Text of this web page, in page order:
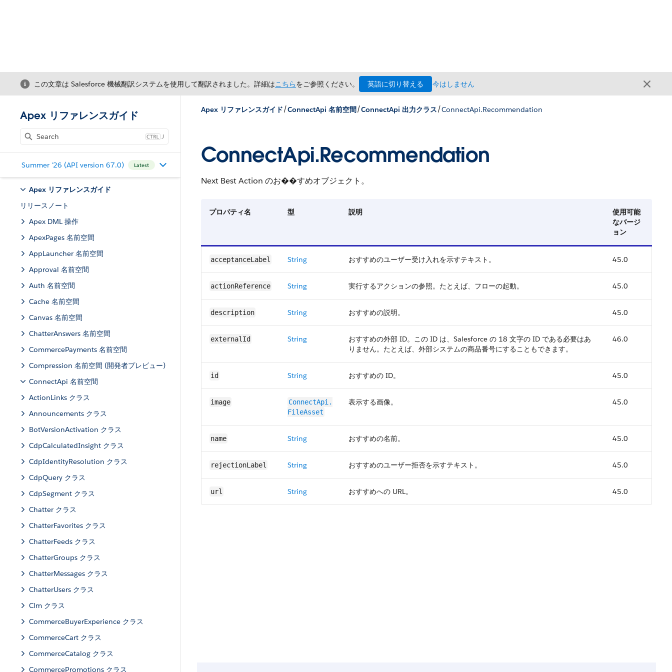
この文章は Salesforce 機械翻訳システムを使用して翻訳されました。詳細はこちらをご参照ください。 英語に切り替える 今はしません
Apex リファレンスガイド
J
Summer '26 (API version 67.0) Latest
Apex リファレンスガイド
リリースノート
Apex DML 操作
ApexPages 名前空間
AppLauncher 名前空間
Approval 名前空間
Auth 名前空間
Cache 名前空間
Canvas 名前空間
ChatterAnswers 名前空間
CommercePayments 名前空間
Compression 名前空間 (開発者プレビュー)
ConnectApi 名前空間
ActionLinks クラス
Announcements クラス
BotVersionActivation クラス
CdpCalculatedInsight クラス
CdpIdentityResolution クラス
CdpQuery クラス
CdpSegment クラス
Chatter クラス
ChatterFavorites クラス
ChatterFeeds クラス
ChatterGroups クラス
ChatterMessages クラス
ChatterUsers クラス
Clm クラス
CommerceBuyerExperience クラス
CommerceCart クラス
CommerceCatalog クラス
CommercePromotions クラス
Apex リファレンスガイド/ConnectApi 名前空間/ConnectApi 出力クラス/ConnectApi.Recommendation
ConnectApi.Recommendation
Next Best Action のお��すめオブジェクト。
プロパティ名 型 説明
使用可能
なバージ
ョン
acceptanceLabel String おすすめのユーザー受け入れを示すテキスト。 45.0
actionReference String 実行するアクションの参照。たとえば、フローの起動。 45.0
description String おすすめの説明。 45.0
externalId String
おすすめの外部 ID。この ID は、Salesforce の 18 文字の ID である必要はあ
りません。たとえば、外部システムの商品番号にすることもできます。
46.0
id String おすすめの ID。 45.0
image
ConnectApi.​
FileAsset
表示する画像。 45.0
name String おすすめの名前。 45.0
rejectionLabel String おすすめのユーザー拒否を示すテキスト。 45.0
url String おすすめへの URL。 45.0